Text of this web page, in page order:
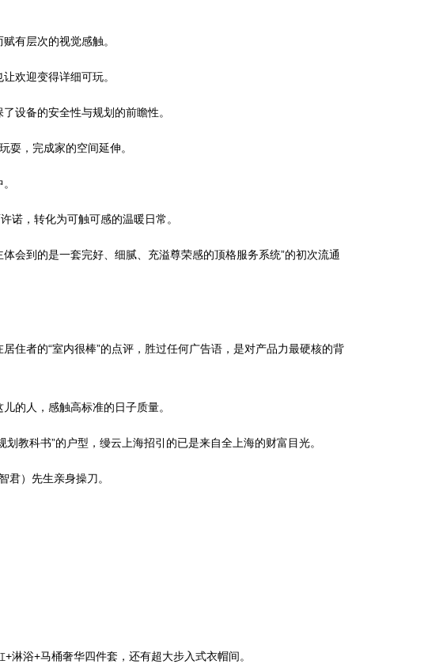
有层次的视觉感触。
欢迎变得详细可玩。
设备的安全性与规划的前瞻性。
，完成家的空间延伸。
，转化为可触可感的温暖日常。
到的是一套完好、细腻、充溢尊荣感的顶格服务系统”的初次流通
者的“室内很棒”的点评，胜过任何广告语，是对产品力最硬核的背
的人，感触高标准的日子质量。
科书”的户型，缦云上海招引的已是来自全上海的财富目光。
）先生亲身操刀。
浴+马桶奢华四件套，还有超大步入式衣帽间。